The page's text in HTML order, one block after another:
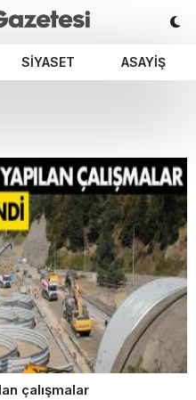
SIYASET ASAYIŞ
çalışmalar